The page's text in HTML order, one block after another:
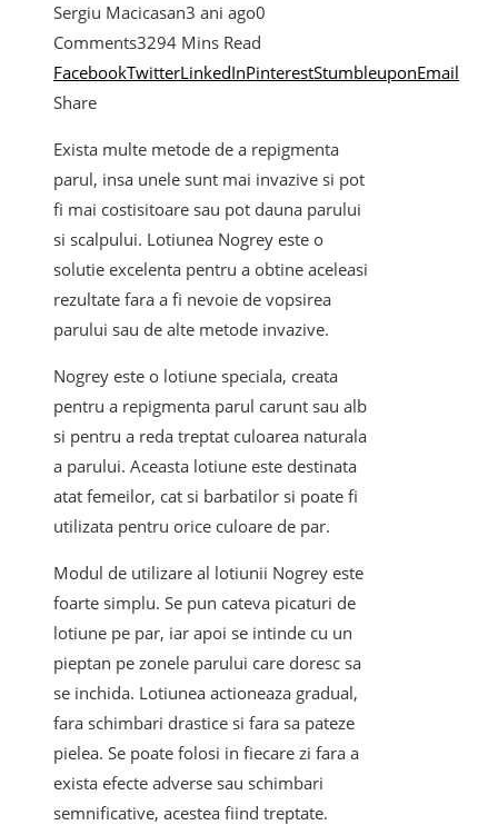
Sergiu Macicasan3 ani ago0
Comments3294 Mins Read
FacebookTwitterLinkedInPinterestStumbleuponEmail
Share
Exista multe metode de a repigmenta
parul, insa unele sunt mai invazive si pot
fi mai costisitoare sau pot dauna parului
si scalpului. Lotiunea Nogrey este o
solutie excelenta pentru a obtine aceleasi
rezultate fara a fi nevoie de vopsirea
parului sau de alte metode invazive.
Nogrey este o lotiune speciala, creata
pentru a repigmenta parul carunt sau alb
si pentru a reda treptat culoarea naturala
a parului. Aceasta lotiune este destinata
atat femeilor, cat si barbatilor si poate fi
utilizata pentru orice culoare de par.
Modul de utilizare al lotiunii Nogrey este
foarte simplu. Se pun cateva picaturi de
lotiune pe par, iar apoi se intinde cu un
pieptan pe zonele parului care doresc sa
se inchida. Lotiunea actioneaza gradual,
fara schimbari drastice si fara sa pateze
pielea. Se poate folosi in fiecare zi fara a
exista efecte adverse sau schimbari
semnificative, acestea fiind treptate.